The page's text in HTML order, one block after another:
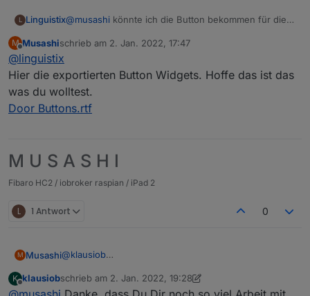
L Linguistix@musashi könnte ich die Button bekommen für die
M
Offline
Musashischrieb am 2. Jan. 2022, 17:47
zuletzt editiert von
@linguistix
Hier die exportierten Button Widgets. Hoffe das ist das
was du wolltest.
Door Buttons.rtf
M U S A S H I
Fibaro HC2 / iobroker raspian / iPad 2
L 1 Antwort 0
M Musashi@klausiob
Google Suche und dann mit Gimp nachbearbeitet.
Zu deinen Fragen:
K klausiobschrieb am 2. Jan. 2022, 19:28
zuletzt editiert von klausiob1. Feb. 2022, 20:29